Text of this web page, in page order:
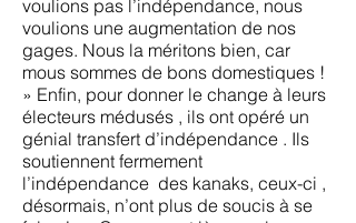
voulions pas l’indépendance, nous
voulions une augmentation de nos
gages. Nous la méritons bien, car
mous sommes de bons domestiques !
» Enfin, pour donner le change à leurs
électeurs médusés , ils ont opéré un
génial transfert d’indépendance . Ils
soutiennent fermement
l’indépendance des kanaks, ceux-ci ,
désormais, n’ont plus de soucis à se